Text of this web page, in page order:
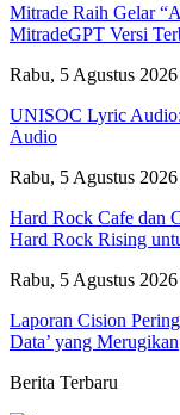
Mitrade Raih Gelar
MitradeGPT Versi
Rabu, 5 Agustus
UNISOC Lyric Audio:
Audio
Rabu, 5 Agustus
Hard Rock Cafe dan
Hard Rock Rising
Rabu, 5 Agustus
Laporan Cision
Data’ yang Merugikan
Berita Terbaru